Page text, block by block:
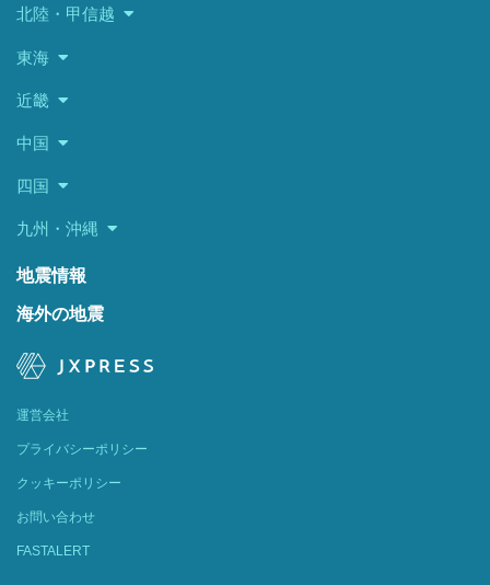
北陸・甲信越
東海
近畿
中国
四国
九州・沖縄
地震情報
海外の地震
運営会社
プライバシーポリシー
クッキーポリシー
お問い合わせ
FASTALERT